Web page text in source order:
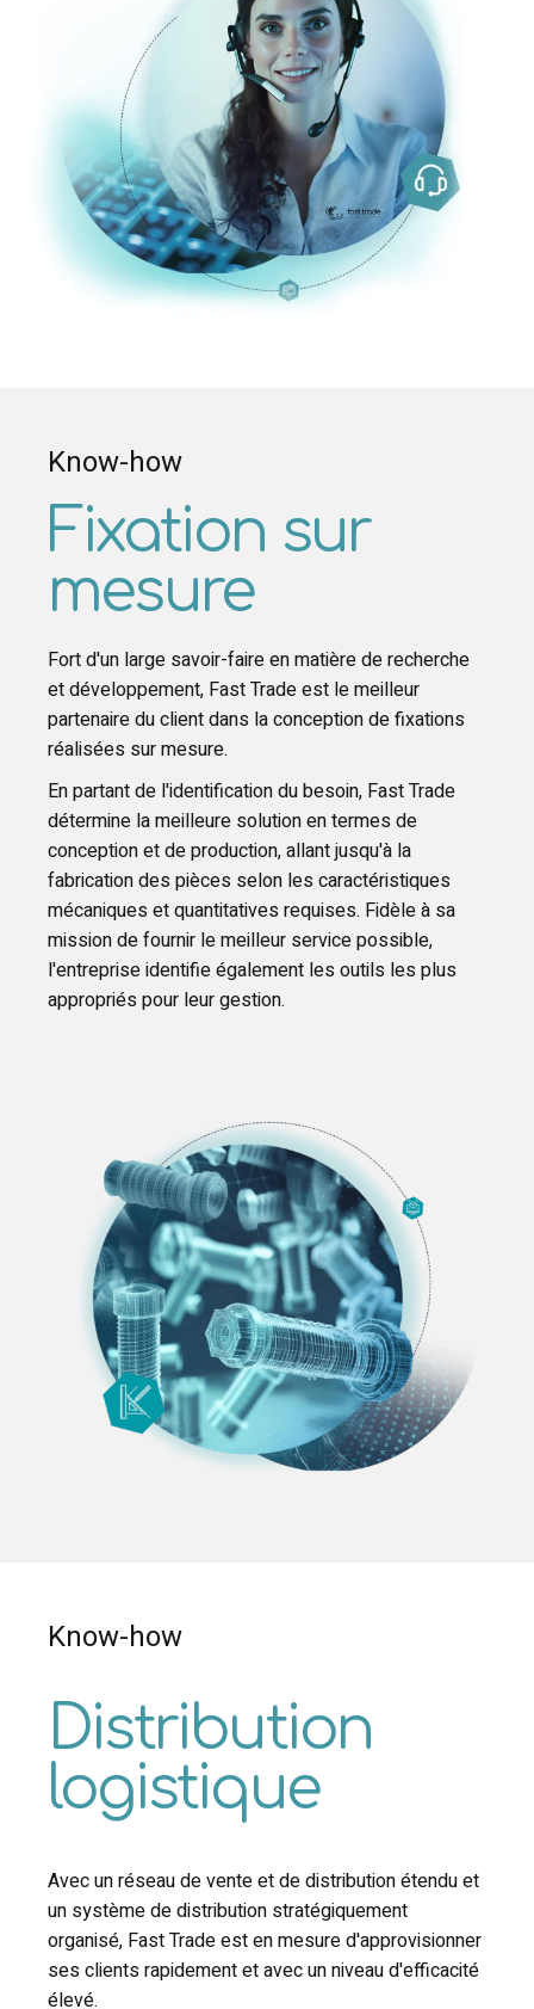
Know-how
Fixation sur
mesure
Fort d'un large savoir-faire en matière de recherche
et développement, Fast Trade est le meilleur
partenaire du client dans la conception de fixations
réalisées sur mesure.
En partant de l'identification du besoin, Fast Trade
détermine la meilleure solution en termes de
conception et de production, allant jusqu'à la
fabrication des pièces selon les caractéristiques
mécaniques et quantitatives requises. Fidèle à sa
mission de fournir le meilleur service possible,
l'entreprise identifie également les outils les plus
appropriés pour leur gestion.
Know-how
Distribution
logistique
Avec un réseau de vente et de distribution étendu et
un système de distribution stratégiquement
organisé, Fast Trade est en mesure d'approvisionner
ses clients rapidement et avec un niveau d'efficacité
élevé.